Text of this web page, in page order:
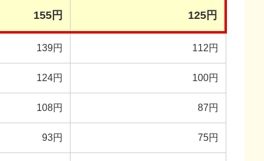
155円 125円
139円 112円
124円 100円
108円 87円
93円 75円